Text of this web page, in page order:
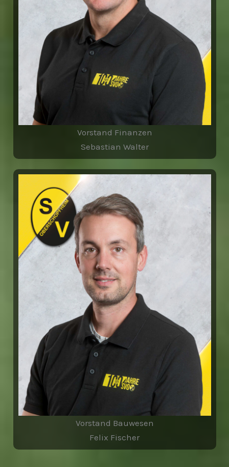
Vorstand Finanzen
Sebastian Walter
Vorstand Bauwesen
Felix Fischer